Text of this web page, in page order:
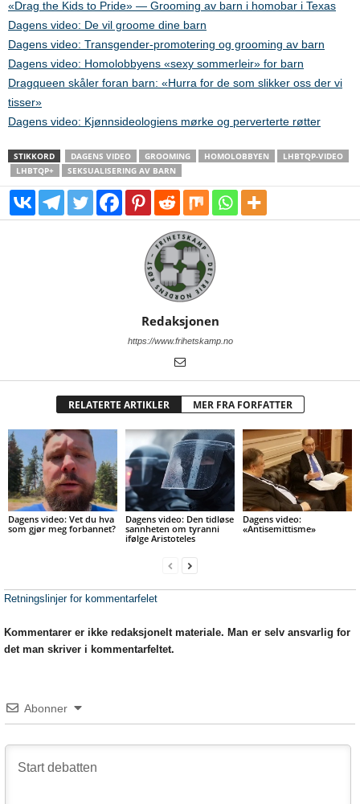
«Drag the Kids to Pride» — Grooming av barn i homobar i Texas
Dagens video: De vil groome dine barn
Dagens video: Transgender-promotering og grooming av barn
Dagens video: Homolobbyens «sexy sommerleir» for barn
Dragqueen skåler foran barn: «Hurra for de som slikker oss der vi
tisser»
Dagens video: Kjønnsideologiens mørke og perverterte røtter
STIKKORD DAGENS VIDEO GROOMING HOMOLOBBYEN
LHBTQP-VIDEO
LHBTQP+
SEKSUALISERING AV BARN
Redaksjonen
https://www.frihetskamp.no
RELATERTE ARTIKLER MER FRA FORFATTER
Dagens video: Vet du hva
som gjør meg forbannet?
Dagens video: Den tidløse
sannheten om tyranni
ifølge Aristoteles
Dagens video:
«Antisemittisme»
Retningslinjer for kommentarfelet
Kommentarer er ikke redaksjonelt materiale. Man er selv ansvarlig for
det man skriver i kommentarfeltet.
Abonner